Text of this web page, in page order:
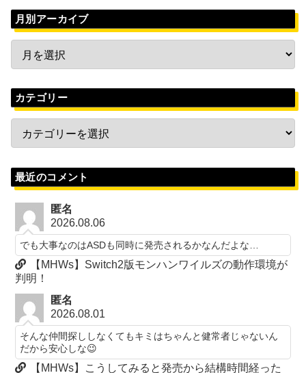
月別アーカイブ
カテゴリー
最近のコメント
匿名
2026.08.06
でも大事なのはASDも同時に発売されるかなんだよな…
【MHWs】Switch2版モンハンワイルズの動作環境が
判明！
匿名
2026.08.01
そんな仲間探ししなくてもキミはちゃんと健常者じゃないん
だから安心しな😉
【MHWs】こうしてみると発売から結構時間経った